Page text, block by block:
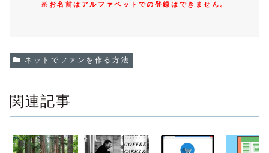
※お名前はアルファベットでの登録はできません。
ネットでファンを作る方法
関連記事